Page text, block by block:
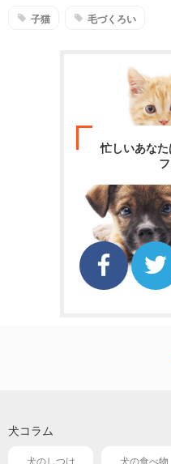
子猫 毛づくろい
忙しいあな
犬コラム
犬のしつけ 犬の食べ物